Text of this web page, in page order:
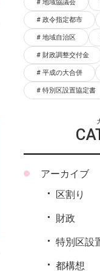
地域協議会
政令指定都市
地域自治区
財政調整交付金
平成の大合併
特別区設置協定書
アーカイブ
区割り
財政
特別区設
都構想